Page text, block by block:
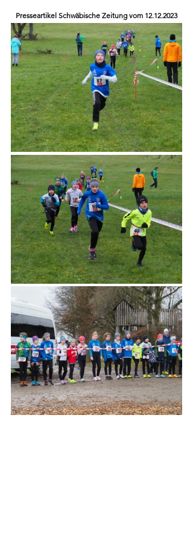
Presseartikel Schwäbische Zeitung vom 12.12.2023